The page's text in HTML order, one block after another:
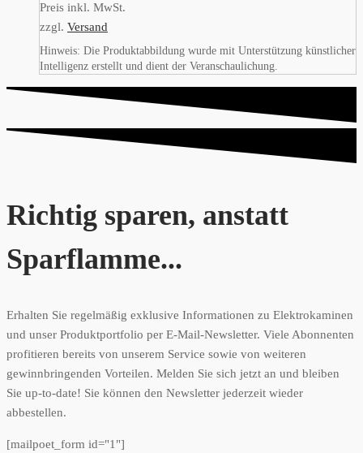
Preis inkl. MwSt.
zzgl. Versand
Hinweis: Die Produktabbildung wurde mit Unterstützung künstlicher
Intelligenz erstellt und dient der Veranschaulichung.
Richtig sparen, anstatt
Sparflamme...
Erhalten Sie regelmäßig exklusive Informationen zu Elektrokaminen
und unser Produktportfolio per E-Mail-Newsletter. Viele Abonnenten
profitieren bereits von unserem Service sowie von weiteren
gewinnbringenden Vorteilen. Melden Sie sich jetzt an und bleiben
Sie up-to-date! Sie können den Newsletter jederzeit wieder
abbestellen.
[mailpoet_form id="1"]